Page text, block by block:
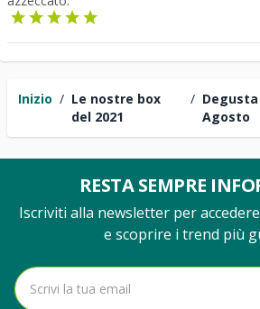
Inizio / Le nostre box
del 2021
/ Degusta
Agosto
RESTA SEMPRE
Iscriviti alla newsletter per
e scoprire i trend più